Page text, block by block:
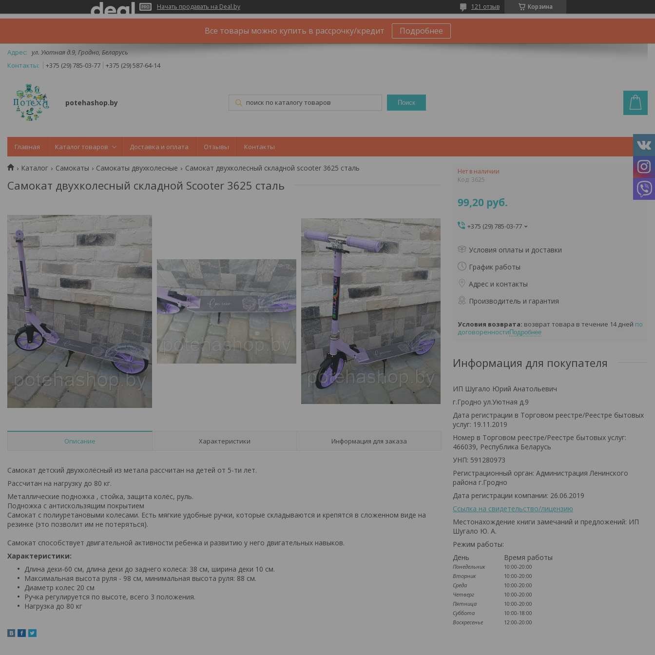
Начать продавать на Deal.by Корзина
121 отзыв
Все товары можно купить в рассрочку/кредит Подробнее
ул. Уютная д.9, Гродно, Беларусь
+375 (29) 785-03-77
+375 (29) 587-64-14
potehashop.by Поиск
Главная Каталог товаров Доставка и оплата Отзывы Контакты
Каталог Самокаты Самокаты двухколесные Самокат двухколесный складной scooter 3625 сталь
Самокат двухколесный складной Scooter 3625 сталь
Описание Характеристики Информация для заказа
Самокат детский двухколёсный из метала рассчитан на детей от 5-ти лет.
Рассчитан на нагрузку до 80 кг.
Металлические подножка , стойка, защита колёс, руль.
Подножка с антискользящим покрытием
Самокат с полиуретановыми колесами. Есть мягкие удобные ручки, которые складываются и крепятся в сложенном виде на
резинке (это позволит им не потеряться).
Самокат способствует двигательной активности ребенка и развитию у него двигательных навыков.
Характеристики:
Длина деки-60 см, длина деки до заднего колеса: 38 см, ширина деки 10 см.
Максимальная высота руля - 98 см, минимальная высота руля: 88 см.
Диаметр колес 20 см
Ручка регулируется по высоте, всего 3 положения.
Нагрузка до 80 кг
Нет в наличии
Код: 3625
99,20 руб.
+375 (29) 785-03-77
Условия оплаты и доставки
График работы
Адрес и контакты
Производитель и гарантия
возврат товара в течение 14 дней по
договоренности Подробнее
Информация для покупателя
ИП Шугало Юрий Анатольевич
г.Гродно ул.Уютная д.9
Дата регистрации в Торговом реестре/Реестре бытовых
услуг: 19.11.2019
Номер в Торговом реестре/Реестре бытовых услуг:
466039, Республика Беларусь
УНП: 591280973
Регистрационный орган: Администрация Ленинского
района г.Гродно
Дата регистрации компании: 26.06.2019
Ссылка на свидетельство/лицензию
Местонахождение книги замечаний и предложений: ИП
Шугало Ю. А.
Режим работы:
День
Время работы
Понедельник
10:00-20:00
Вторник
10:00-20:00
Среда
10:00-20:00
Четверг
10:00-20:00
Пятница
10:00-20:00
Суббота
10:00-18:00
Воскресенье
12:00-20:00